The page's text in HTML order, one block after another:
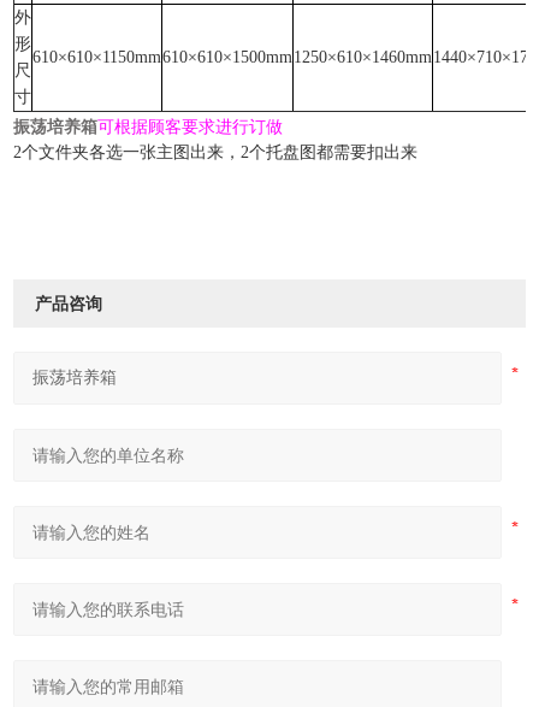
外
形
尺
寸
610×610×1150mm610×610×1500mm 1250×610×1460mm
振荡培养箱可根据顾客要求进行订做
2个文件夹各选一张主图出来，2个托盘图都需要扣出来
产品咨询